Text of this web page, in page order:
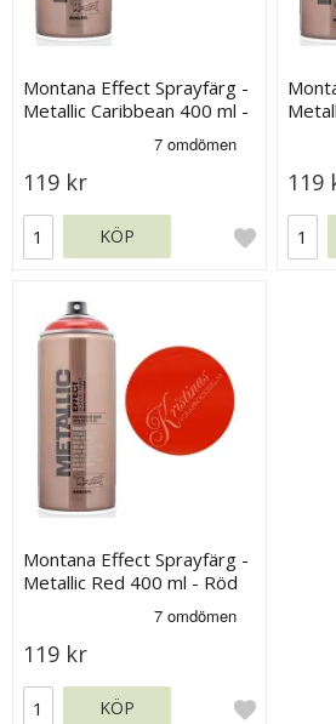
Montana Effect Sprayfärg -
Metallic Caribbean 400 ml -
119 kr
KÖP
119
Montana Effect Sprayfärg -
Metallic Red 400 ml - Röd
119 kr
KÖP